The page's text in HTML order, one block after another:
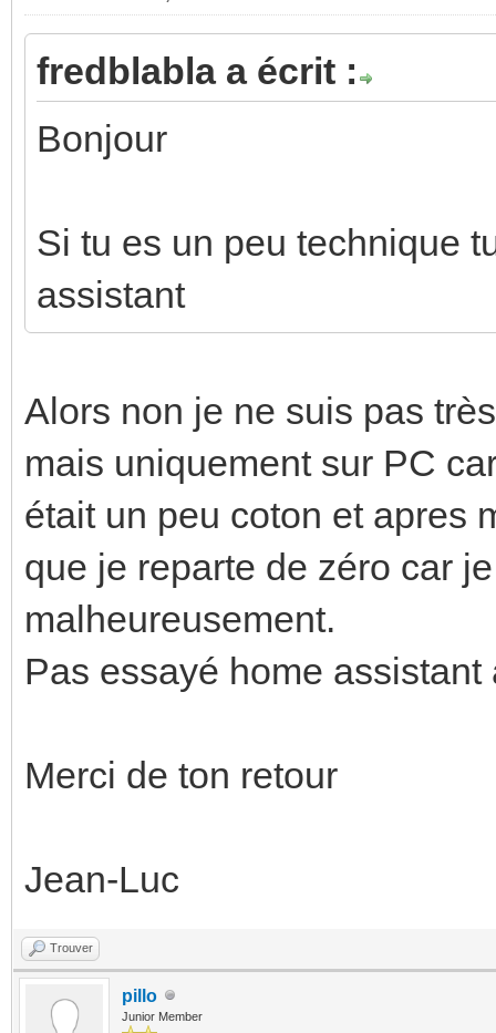
fredblabla a écrit :
Bonjour
Si tu es un peu technique
assistant
Alors non je ne suis pas
mais uniquement sur PC
était un peu coton et apres
que je reparte de zéro car
malheureusement.
Pas essayé home assistant
Merci de ton retour
Jean-Luc
Trouver
pillo
Junior Member